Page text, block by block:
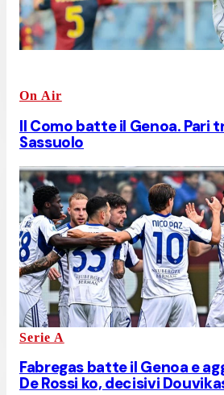
On Air
Il Como batte il Genoa. Pari
Sassuolo
Serie A
Fabregas batte il Genoa e
De Rossi ko, decisivi